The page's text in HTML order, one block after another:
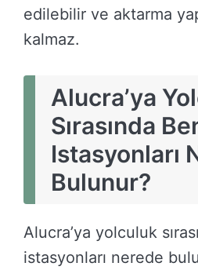
edilebilir ve aktarma
kalmaz.
Alucra’ya
Sırasında
Istasyonları
Bulunur?
Alucra’ya yolculuk
istasyonları nerede